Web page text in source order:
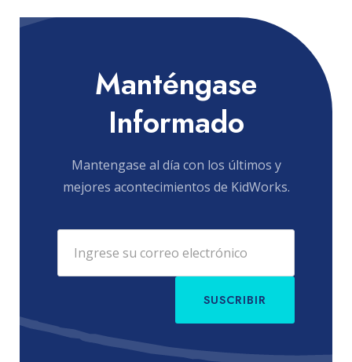
Manténgase
Informado
Mantengase al día con los últimos y
mejores acontecimientos de KidWorks.
SUSCRIBIR